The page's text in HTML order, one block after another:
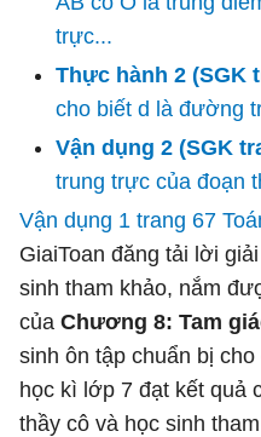
trực...
Thực hành 2 (SGK
cho biết d là đường
Vận dụng 2 (SGK
trung trực của đoạn
Vận dụng 1 trang 67
GiaiToan đăng tải lời
sinh tham khảo, nắm
của Chương 8: Tam
sinh ôn tập chuẩn bị
học kì lớp 7 đạt kết quả
thầy cô và học sinh